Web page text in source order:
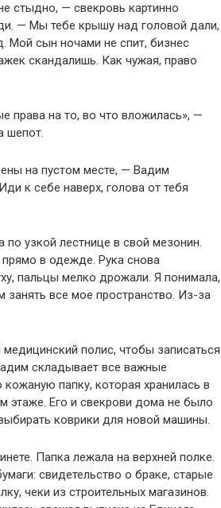
стыдно, — свекровь картинно
— Мы тебе крышу над головой дали,
Мой сын ночами не спит, бизнес
скандалишь. Как чужая, право
права на то, во что вложилась», —
шепот.
на пустом месте, — Вадим
к себе наверх, голова от тебя
по узкой лестнице в свой мезонин.
в одежде. Рука снова
пальцы мелко дрожали. Я понимала,
занять все мое пространство. Из-за
полис, чтобы записаться
складывает все важные
папку, которая хранилась в
этаже. Его и свекрови дома не было
коврики для новой машины.
Папка лежала на верхней полке.
свидетельство о браке, старые
чеки из строительных магазинов.